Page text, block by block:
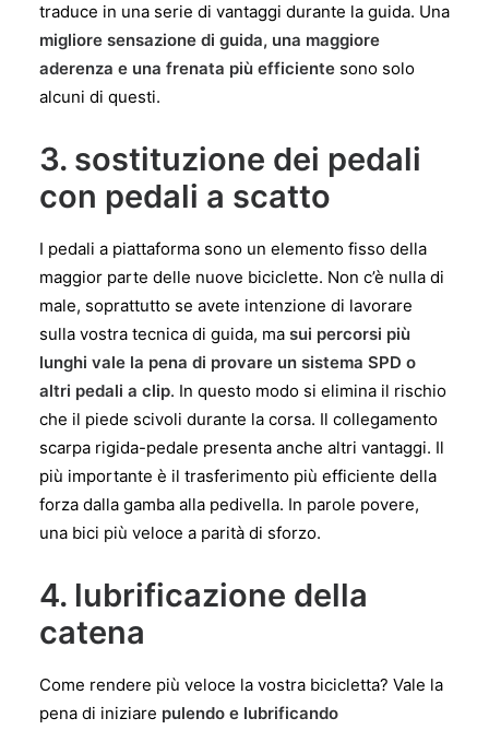
traduce in una serie di vantaggi durante la guida. Una
migliore sensazione di guida, una maggiore
aderenza e una frenata più efficiente sono solo
alcuni di questi.
3. sostituzione dei pedali
con pedali a scatto
I pedali a piattaforma sono un elemento fisso della
maggior parte delle nuove biciclette. Non c’è nulla di
male, soprattutto se avete intenzione di lavorare
sulla vostra tecnica di guida, ma sui percorsi più
lunghi vale la pena di provare un sistema SPD o
altri pedali a clip. In questo modo si elimina il rischio
che il piede scivoli durante la corsa. Il collegamento
scarpa rigida-pedale presenta anche altri vantaggi. Il
più importante è il trasferimento più efficiente della
forza dalla gamba alla pedivella. In parole povere,
una bici più veloce a parità di sforzo.
4. lubrificazione della
catena
Come rendere più veloce la vostra bicicletta? Vale la
pena di iniziare pulendo e lubrificando